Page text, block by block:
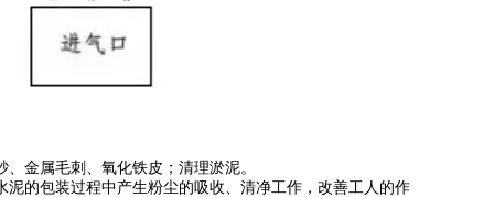
金属毛刺、氧化铁皮；清理淤泥。
的包装过程中产生粉尘的吸收、清净工作，改善工人的作